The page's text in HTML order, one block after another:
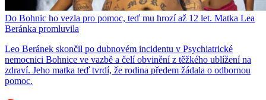
Do Bohnic ho vezla pro pomoc, teď mu hrozí až 12 let. Matka Lea
Beránka promluvila
Leo Beránek skončil po dubnovém incidentu v Psychiatrické
nemocnici Bohnice ve vazbě a čelí obvinění z těžkého ublížení na
zdraví. Jeho matka teď tvrdí, že rodina předem žádala o odbornou
pomoc.